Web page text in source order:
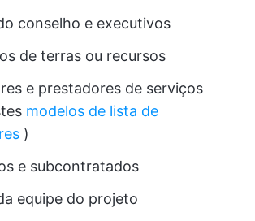
conselho e executivos
de terras ou recursos
e prestadores de serviços
modelos de lista de
)
e subcontratados
equipe do projeto